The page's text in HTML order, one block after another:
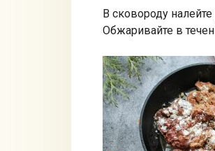
В сковороду
Обжаривайте в